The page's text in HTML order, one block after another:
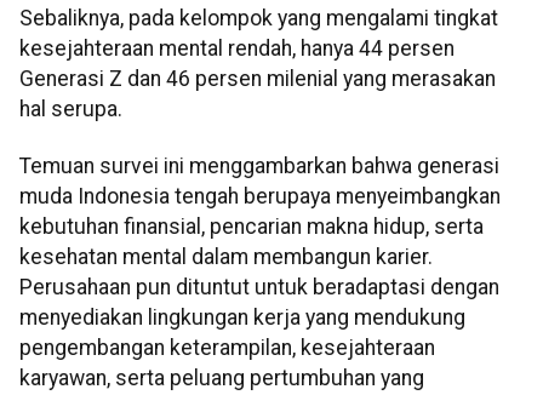
Sebaliknya, pada kelompok yang mengalami tingkat
kesejahteraan mental rendah, hanya 44 persen
Generasi Z dan 46 persen milenial yang merasakan
hal serupa.
Temuan survei ini menggambarkan bahwa generasi
muda Indonesia tengah berupaya menyeimbangkan
kebutuhan finansial, pencarian makna hidup, serta
kesehatan mental dalam membangun karier.
Perusahaan pun dituntut untuk beradaptasi dengan
menyediakan lingkungan kerja yang mendukung
pengembangan keterampilan, kesejahteraan
karyawan, serta peluang pertumbuhan yang